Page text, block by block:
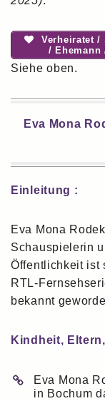
Verheiratet /
/ Ehemann
Siehe oben.
Eva Mona
Einleitung :
Eva Mona
Schauspielerin
Öffentlichkeit ist
RTL-
bekannt
Kindheit,
Eva Mona
in Bochum